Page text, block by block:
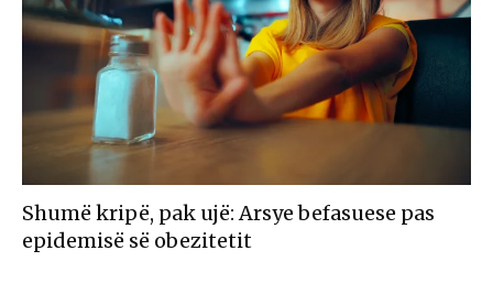
Shumë kripë, pak ujë: Arsye befasuese pas
epidemisë së obezitetit